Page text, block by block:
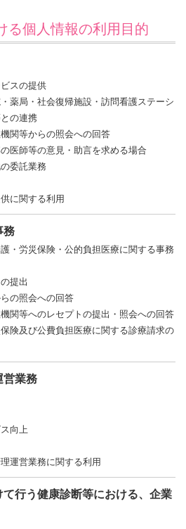
る個人情報の利用目的
スの提供
薬局・社会復帰施設・訪問看護ステーシ
の連携
関等からの照会への回答
医師等の意見・助言を求める場合
委託業務
に関する利用
務
・労災保険・公的負担医療に関する事務
提出
の照会への回答
関等へのレセプトの提出・照会への回答
険及び公費負担医療に関する診療請求の
営業務
向上
運営業務に関する利用
行う健康診断等における、企業